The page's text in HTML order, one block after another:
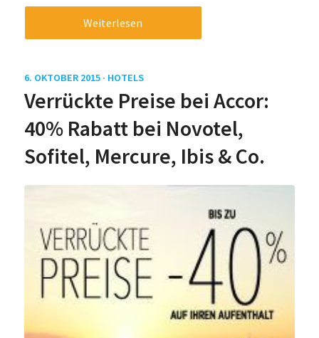
Weiterlesen
6. OKTOBER 2015 · HOTELS
Verrückte Preise bei Accor:
40% Rabatt bei Novotel,
Sofitel, Mercure, Ibis & Co.